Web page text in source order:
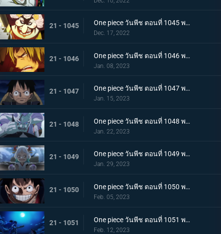
21 - 1045 One piece วันพีช ตอนที่ 1045 พากย์ไทย คำสาป ภัยร้ายคืบคลานหาคิดกับโซโล
Dec. 17, 2022
21 - 1046 One piece วันพีช ตอนที่ 1046 พากย์ไทย เดิมพันใหญ่จะหัวหรือก้อย ปีกคู่ออกโรง
Jan. 08, 2023
21 - 1047 One piece วันพีช ตอนที่ 1047 พากย์ไทย จงปีนขึ้นไปสู้รุ่งอรุณ! มังกรสีชมพูอาละวาด
Jan. 15, 2023
21 - 1048 One piece วันพีช ตอนที่ 1048 พากย์ไทย ไปสู่อนาคต! คำสาบานของยามาโตะกับสุดยอดนักดาบ
Jan. 22, 2023
21 - 1049 One piece วันพีช ตอนที่ 1049 พากย์ไทย ลูฟี่โบยบิน! ล้างแค้นร้อยอสูร
Jan. 29, 2023
21 - 1050 One piece วันพีช ตอนที่ 1050 พากย์ไทย มังกร 2 ตัวเผชิญหน้า! ความมุ่งมั่นของโมโมโนะสุเกะ!
Feb. 05, 2023
21 - 1051 One piece วันพีช ตอนที่ 1051 พากย์ไทย ตำนานกลับมาอีกครั้ง! หมัดของลูฟี่คำรามบนท้องฟ้า
Feb. 12, 2023